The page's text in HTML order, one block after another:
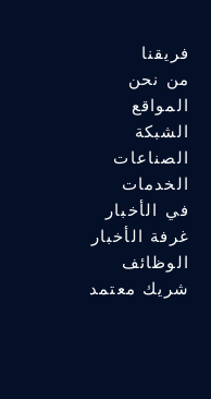
فريقنا
من نحن
المواقع
الشبكة
الصناعات
الخدمات
في الأخبار
غرفة الأخبار
الوظائف
شريك معتمد